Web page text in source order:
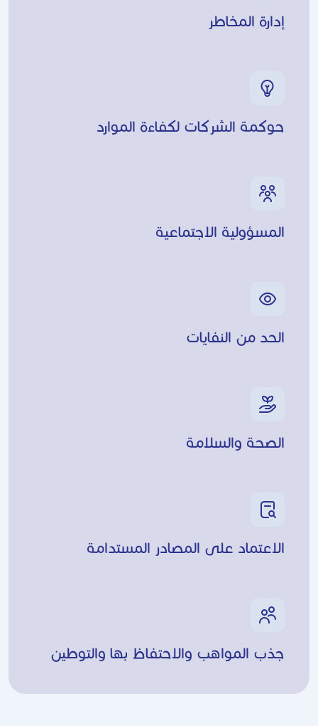
إدارة المخاطر
حوكمة الشركات لكفاءة الموارد
المسؤولية الاجتماعية
الحد من النفايات
الصحة والسلامة
الاعتماد على المصادر المستدامة
جذب المواهب والاحتفاظ بها والتوطين